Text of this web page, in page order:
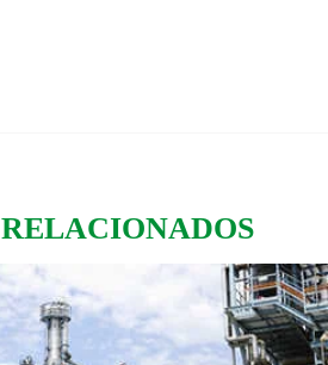
RELACIONADOS